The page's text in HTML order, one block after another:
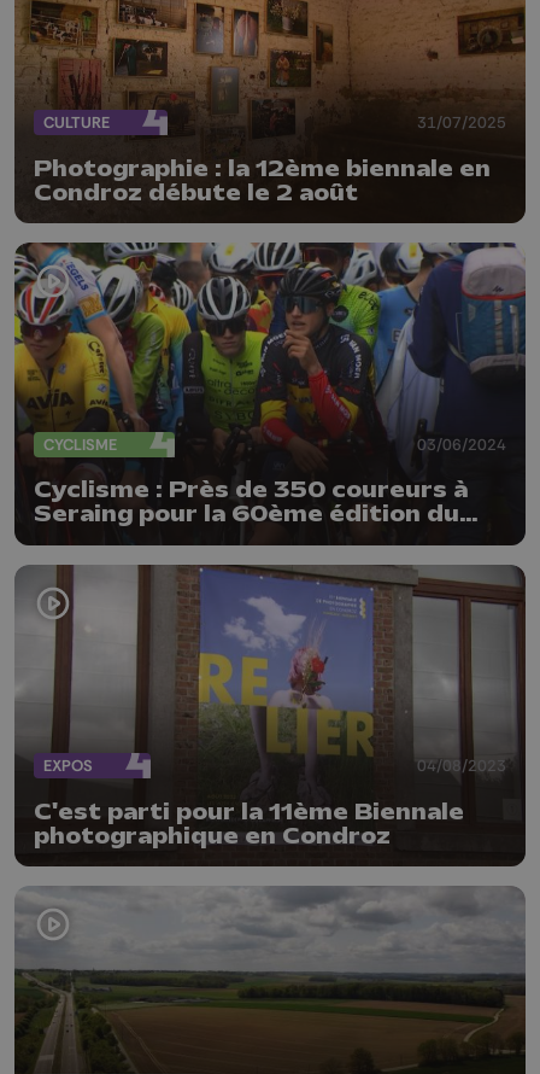
CULTURE 31/07/2025
Photographie : la 12ème biennale en
Condroz débute le 2 août
CYCLISME 03/06/2024
Cyclisme : Près de 350 coureurs à
Seraing pour la 60ème édition du
EXPOS 04/08/2023
C'est parti pour la 11ème Biennale
photographique en Condroz